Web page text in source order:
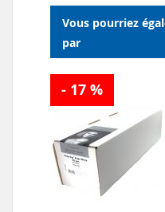
D’ENVIE
Vous pourriez
par
- 17 %